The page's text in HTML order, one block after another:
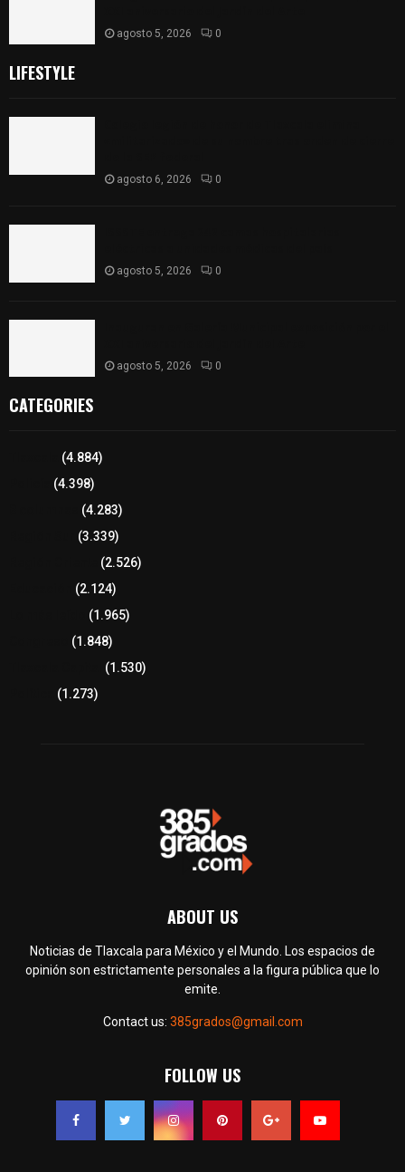
agosto 5, 2026 0
LIFESTYLE
agosto 6, 2026 0
agosto 5, 2026 0
agosto 5, 2026 0
CATEGORIES
(4.884)
(4.398)
(4.283)
(3.339)
(2.526)
(2.124)
(1.965)
(1.848)
(1.530)
(1.273)
ABOUT US
Noticias de Tlaxcala para México y el Mundo. Los espacios de
opinión son estrictamente personales a la figura pública que lo
emite.
Contact us: 385grados@gmail.com
FOLLOW US